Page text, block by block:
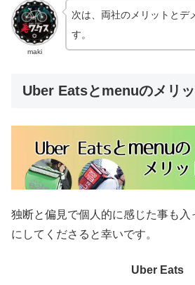
maki
次は、両社のメリットとデ
す。
Uber Eatsとmenuのメリ
独断と偏見で個人的に感じた事も入
にしてくださると幸いです。
Uber Eats